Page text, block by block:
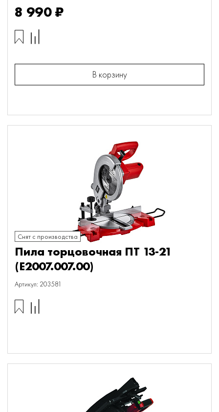
8 990 ₽
В корзину
Снят с производства
Пила торцовочная ПТ 13-21
(E2007.007.00)
Артикул: 203581